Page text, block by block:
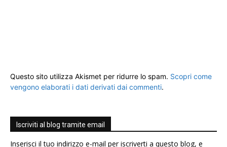
Questo sito utilizza Akismet per ridurre lo spam. Scopri come
vengono elaborati i dati derivati dai commenti.
Iscriviti al blog tramite email
Inserisci il tuo indirizzo e-mail per iscriverti a questo blog, e